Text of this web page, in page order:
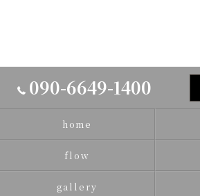
090-6649-1400
home
flow
gallery